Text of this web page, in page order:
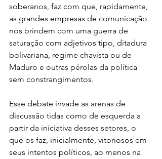
soberanos, faz com que, rapidamente,
as grandes empresas de comunicação
nos brindem com uma guerra de
saturação com adjetivos tipo, ditadura
bolivariana, regime chavista ou de
Maduro e outras pérolas da política
sem constrangimentos.
Esse debate invade as arenas de
discussão tidas como de esquerda a
partir da iniciativa desses setores, o
que os faz, inicialmente, vitoriosos em
seus intentos políticos, ao menos na